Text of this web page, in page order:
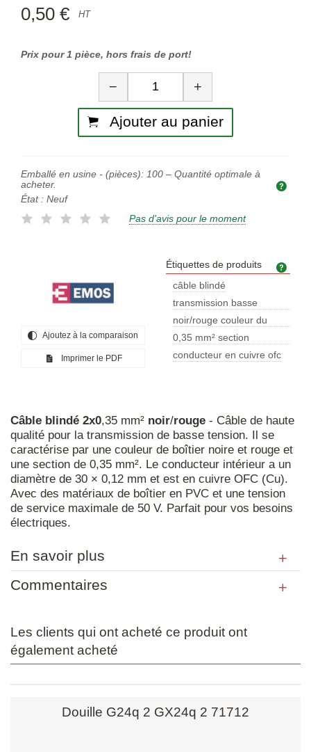
0,50 € HT
Prix pour 1 pièce, hors frais de port!
Quantité
− +
Ajouter au panier
Emballé en usine - (pièces): 100 – Quantité optimale à
acheter.
État : Neuf
Pas d'avis pour le moment
Ajoutez à la comparaison
Imprimer le PDF
Étiquettes de produits
câble blindé
transmission basse
tension
noir/rouge couleur du
boîtier
0,35 mm² section
transversale
conducteur en cuivre ofc
Câble blindé 2x0,35 mm² noir/rouge - Câble de haute
qualité pour la transmission de basse tension. Il se
caractérise par une couleur de boîtier noire et rouge et
une section de 0,35 mm². Le conducteur intérieur a un
diamètre de 30 × 0,12 mm et est en cuivre OFC (Cu).
Avec des matériaux de boîtier en PVC et une tension
de service maximale de 50 V. Parfait pour vos besoins
électriques.
En savoir plus
Commentaires
Les clients qui ont acheté ce produit ont
également acheté
Douille G24q 2 GX24q 2 71712